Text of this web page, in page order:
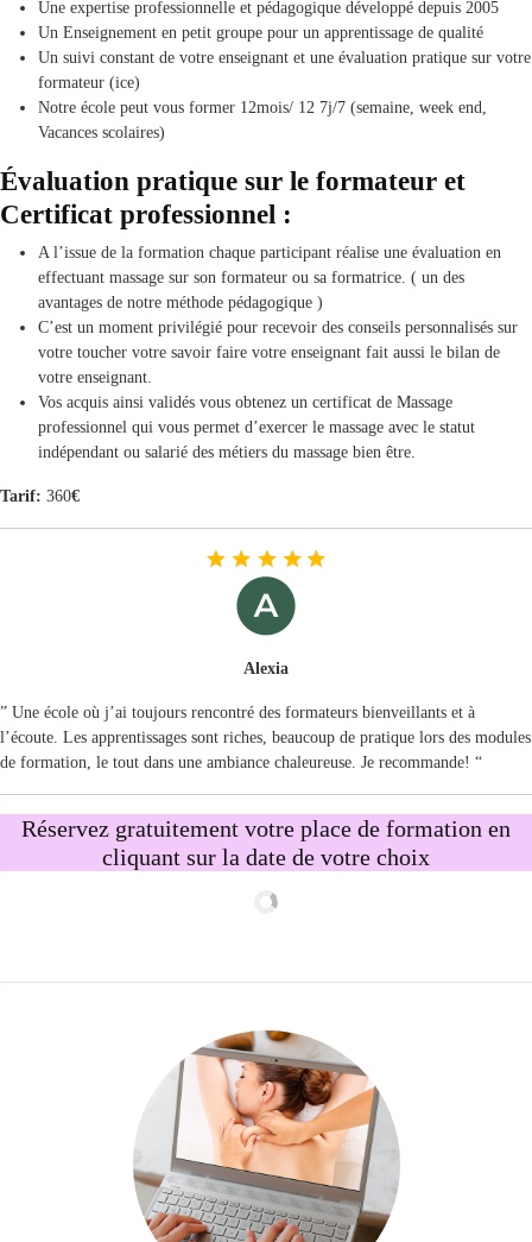
Une expertise professionnelle et pédagogique développé depuis 2005
Un Enseignement en petit groupe pour un apprentissage de qualité
Un suivi constant de votre enseignant et une évaluation pratique sur votre
formateur (ice)
Notre école peut vous former 12mois/ 12 7j/7 (semaine, week end,
Vacances scolaires)
Évaluation pratique sur le formateur et
Certificat professionnel :
A l’issue de la formation chaque participant réalise une évaluation en
effectuant massage sur son formateur ou sa formatrice. ( un des
avantages de notre méthode pédagogique )
C’est un moment privilégié pour recevoir des conseils personnalisés sur
votre toucher votre savoir faire votre enseignant fait aussi le bilan de
votre enseignant.
Vos acquis ainsi validés vous obtenez un certificat de Massage
professionnel qui vous permet d’exercer le massage avec le statut
indépendant ou salarié des métiers du massage bien être.
Tarif: 360€
Alexia
” Une école où j’ai toujours rencontré des formateurs bienveillants et à
l’écoute. Les apprentissages sont riches, beaucoup de pratique lors des modules
de formation, le tout dans une ambiance chaleureuse. Je recommande! “
Réservez gratuitement votre place de formation en
cliquant sur la date de votre choix